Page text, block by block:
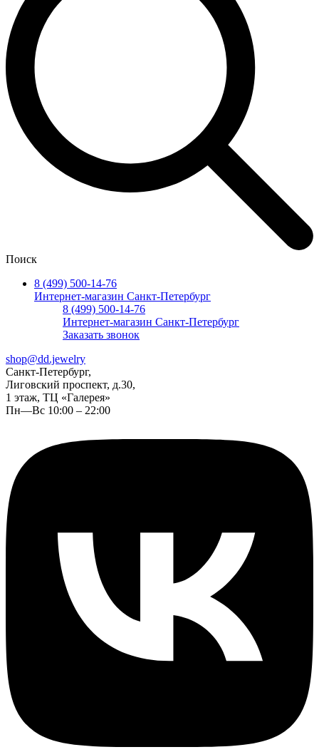
Поиск
8 (499) 500-14-76
Интернет-магазин Санкт-Петербург
8 (499) 500-14-76
Интернет-магазин Санкт-Петербург
Заказать звонок
shop@dd.jewelry
Санкт-Петербург,
Лиговский проспект, д.30,
1 этаж, ТЦ «Галерея»
Пн—Вс 10:00 – 22:00